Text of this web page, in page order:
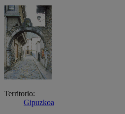
Territorio:
Gipuzkoa